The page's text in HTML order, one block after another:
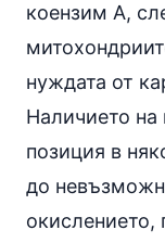
коензим А,
нуждата от
Наличието на
позиция в
до
окислението,